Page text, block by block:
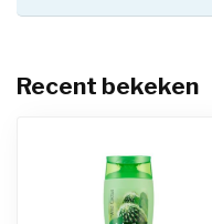
Recent bekeken